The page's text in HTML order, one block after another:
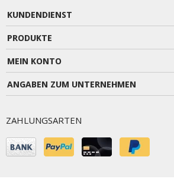
KUNDENDIENST
PRODUKTE
MEIN KONTO
ANGABEN ZUM UNTERNEHMEN
ZAHLUNGSARTEN